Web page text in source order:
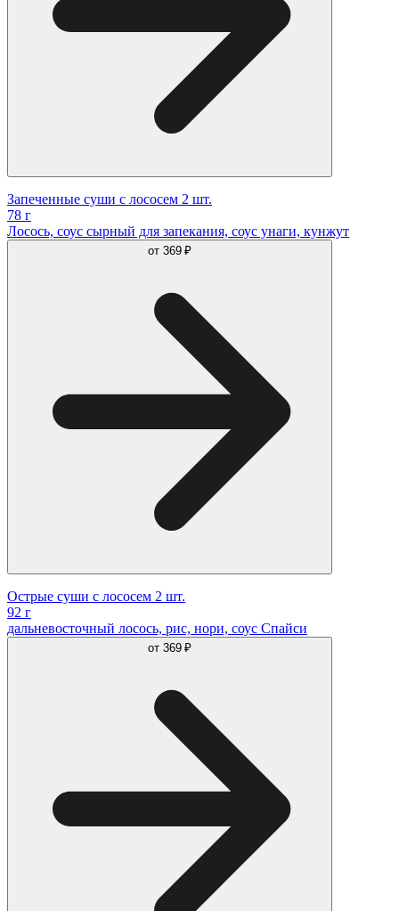
Запеченные суши с лососем 2 шт.
78 г
Лосось, соус сырный для запекания, соус унаги, кунжут
от 369 ₽
Острые суши с лососем 2 шт.
92 г
дальневосточный лосось, рис, нори, соус Спайси
от 369 ₽